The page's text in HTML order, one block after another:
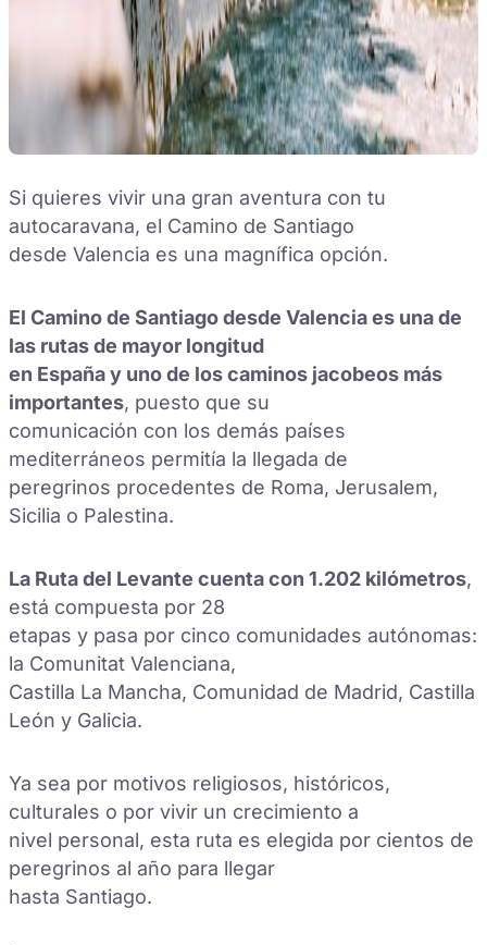
Si quieres vivir una gran aventura con tu
autocaravana, el Camino de Santiago
desde Valencia es una magnífica opción.
El Camino de Santiago desde Valencia es una de
las rutas de mayor longitud
en España y uno de los caminos jacobeos más
importantes, puesto que su
comunicación con los demás países
mediterráneos permitía la llegada de
peregrinos procedentes de Roma, Jerusalem,
Sicilia o Palestina.
La Ruta del Levante cuenta con 1.202 kilómetros,
está compuesta por 28
etapas y pasa por cinco comunidades autónomas:
la Comunitat Valenciana,
Castilla La Mancha, Comunidad de Madrid, Castilla
León y Galicia.
Ya sea por motivos religiosos, históricos,
culturales o por vivir un crecimiento a
nivel personal, esta ruta es elegida por cientos de
peregrinos al año para llegar
hasta Santiago.